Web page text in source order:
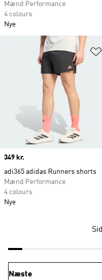
Mænd Performance
4 colours
Nye
Price
349 kr.
adi365 adidas Runners shorts
Mænd Performance
4 colours
Nye
Næste